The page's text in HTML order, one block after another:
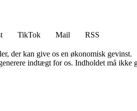
TikTok Mail
RSS
der kan give os en økonomisk gevinst.
indtægt for os. Indholdet må ikke